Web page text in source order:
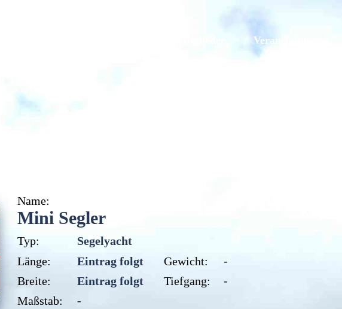
Veranstaltungen
Name:
Mini Segler
Typ:
Segelyacht
Länge:
Eintrag folgt Gewicht:
-
Breite:
Eintrag folgt Tiefgang:
-
Maßstab:
-